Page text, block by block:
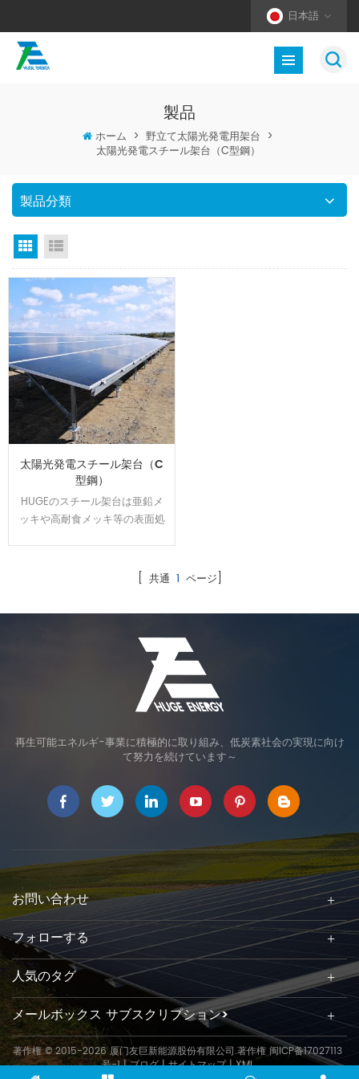
日本語
製品
ホーム > 野立て太陽光発電用架台 >
太陽光発電スチール架台（C型鋼）
製品分類
グリッドビュー
太陽光発電スチール架台（C
型鋼）
HUGEのスチール架台は亜鉛メ
ッキや高耐食メッキ等の表面処
量鉄骨構造で、スパンを最大化
[ 共通 1 ページ]
再生可能エネルギ-事業に積極的に取り組み、低炭素社会の実現に向け
て努力を続けています～
お問い合わせ
フォローする
人気のタグ
メールボックス サブスクリプション>
著作権 © 2015-2026 厦门友巨新能源股份有限公司.著作権闽ICP备17027113
号-1|ブログ|サイトマップ|XML